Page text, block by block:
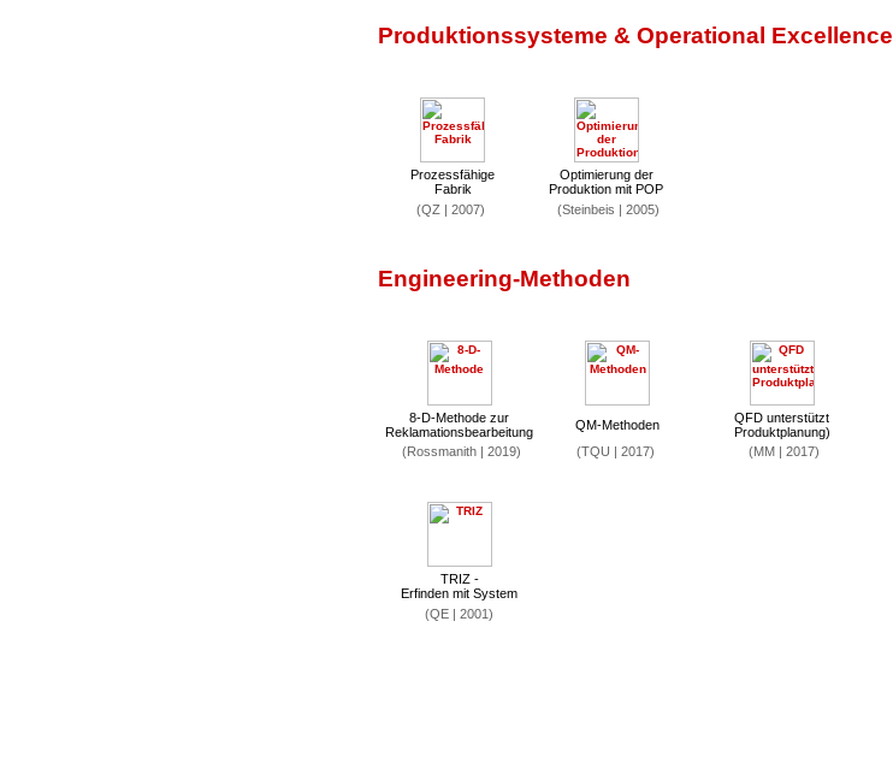
Produktionssysteme & Operational Excellence
Prozessfähige
Fabrik
Optimierung der
Produktion mit POP
(QZ | 2007)
(Steinbeis | 2005)
Engineering-Methoden
8-D-Methode zur
Reklamationsbearbeitung
QM-Methoden
QFD unterstützt
Produktplanung)
(Rossmanith | 2019)
(TQU | 2017) (MM | 2017)
TRIZ -
Erfinden mit System
(QE | 2001)